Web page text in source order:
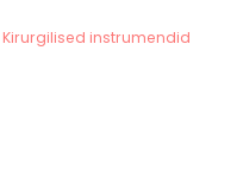
Kirurgilised instrumendid